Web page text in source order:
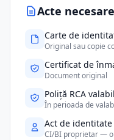
Acte
Carte de
Original sau copie
Certificat de
Document original
Poliță RCA
În perioada de
Act de identitate
CI/BI proprietar —